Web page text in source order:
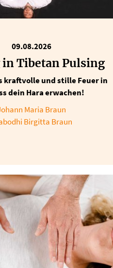
09.08.2026
in Tibetan Pulsing
kraftvolle und stille Feuer in
dein Hara erwachen!
Maria Braun
Birgitta Braun